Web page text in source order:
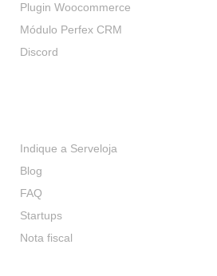
Plugin Woocommerce
Módulo Perfex CRM
Discord
Indique a Serveloja
Blog
FAQ
Startups
Nota fiscal